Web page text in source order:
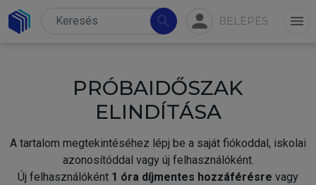
search person BELÉPÉS menu
PRÓBAIDŐSZAK
ELINDÍTÁSA
A tartalom megtekintéséhez lépj be a saját fiókoddal, iskolai
azonosítóddal vagy új felhasználóként.
Új felhasználóként 1 óra díjmentes hozzáférésre vagy